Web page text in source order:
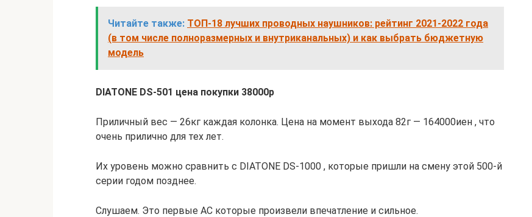
Читайте также: ТОП-18 лучших проводных наушников: рейтинг 2021-2022 года
(в том числе полноразмерных и внутриканальных) и как выбрать бюджетную
модель
DIATONE DS-501 цена покупки 38000р
Приличный вес — 26кг каждая колонка. Цена на момент выхода 82г — 164000иен , что
очень прилично для тех лет.
Их уровень можно сравнить с DIATONE DS-1000 , которые пришли на смену этой 500-й
серии годом позднее.
Слушаем. Это первые АС которые произвели впечатление и сильное.